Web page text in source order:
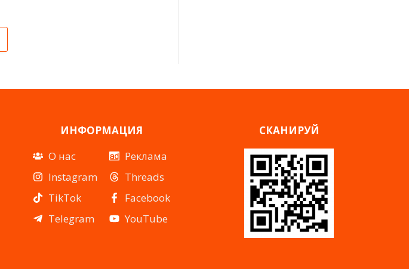
ИНФОРМАЦИЯ
О нас
Instagram
TikTok
Telegram
Реклама
Threads
Facebook
YouTube
СКАНИРУЙ